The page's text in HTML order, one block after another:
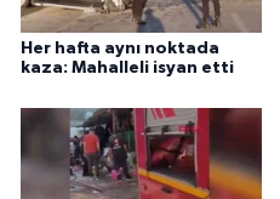
Her hafta aynı noktada
kaza: Mahalleli isyan etti